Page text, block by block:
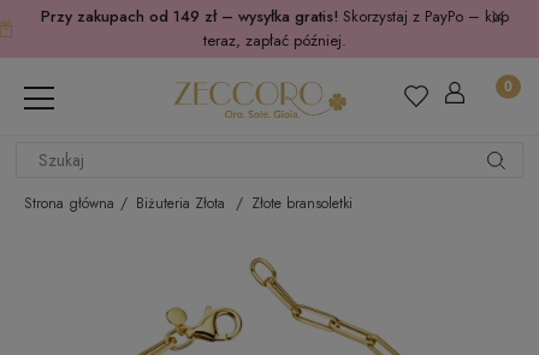
Przy zakupach od 149 zł – wysyłka gratis! Skorzystaj z PayPo – kup
teraz, zapłać później.
Strona główna Biżuteria Złota Złote bransoletki